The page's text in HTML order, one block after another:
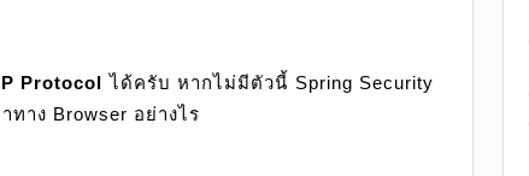
Protocol ได้ครับ หากไม่มีตัวนี้ Spring Security
ทาง Browser อย่างไร